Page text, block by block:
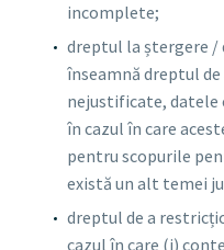
incomplete;
dreptul la ștergere /
înseamnă dreptul
nejustificate, datele
în cazul în care
pentru scopurile
există un alt temei
dreptul de a
cazul în care (i)